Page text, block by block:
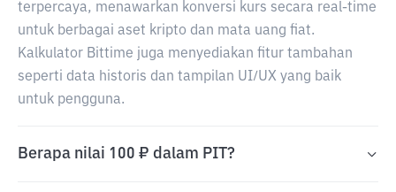
terpercaya, menawarkan konversi kurs secara real-time
untuk berbagai aset kripto dan mata uang fiat.
Kalkulator Bittime juga menyediakan fitur tambahan
seperti data historis dan tampilan UI/UX yang baik
untuk pengguna.
Berapa nilai 100 ₽ dalam PIT?